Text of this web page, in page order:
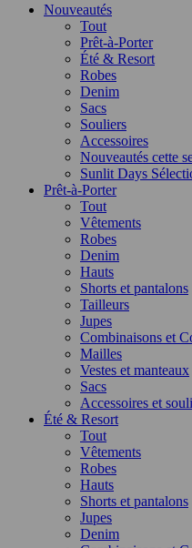
Nouveautés
Tout
Prêt-à-Porter
Été & Resort
Robes
Denim
Sacs
Souliers
Accessoires
Nouveautés cette
Sunlit Days
Prêt-à-Porter
Tout
Vêtements
Robes
Denim
Hauts
Shorts et pantalons
Tailleurs
Jupes
Combinaisons et
Mailles
Vestes et manteaux
Sacs
Accessoires et
Été & Resort
Tout
Vêtements
Robes
Hauts
Shorts et pantalons
Jupes
Denim